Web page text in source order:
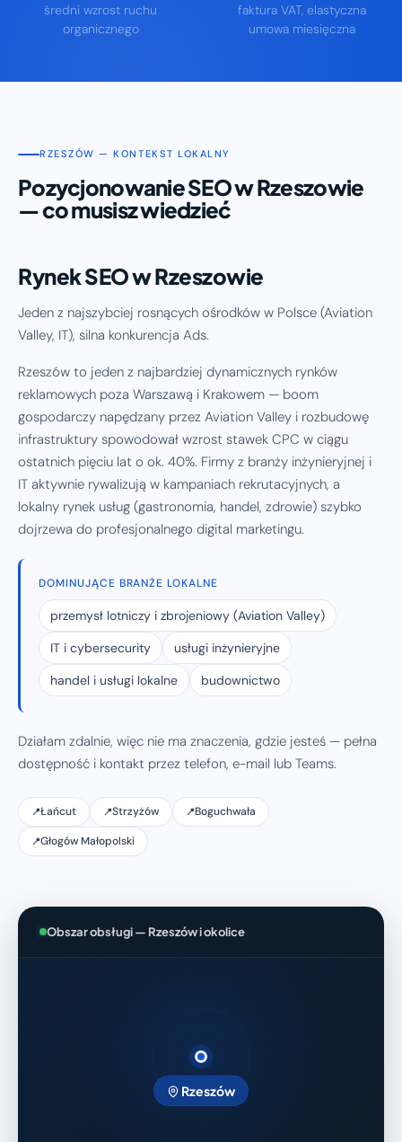
średni wzrost ruchu
organicznego
faktura VAT, elastyczna
umowa miesięczna
RZESZÓW — KONTEKST LOKALNY
Pozycjonowanie SEO w Rzeszowie
— co musisz wiedzieć
Rynek SEO w Rzeszowie
Jeden z najszybciej rosnących ośrodków w Polsce (Aviation
Valley, IT), silna konkurencja Ads.
Rzeszów to jeden z najbardziej dynamicznych rynków
reklamowych poza Warszawą i Krakowem — boom
gospodarczy napędzany przez Aviation Valley i rozbudowę
infrastruktury spowodował wzrost stawek CPC w ciągu
ostatnich pięciu lat o ok. 40%. Firmy z branży inżynieryjnej i
IT aktywnie rywalizują w kampaniach rekrutacyjnych, a
lokalny rynek usług (gastronomia, handel, zdrowie) szybko
dojrzewa do profesjonalnego digital marketingu.
DOMINUJĄCE BRANŻE LOKALNE
przemysł lotniczy i zbrojeniowy (Aviation Valley)
IT i cybersecurity
usługi inżynieryjne
handel i usługi lokalne
budownictwo
Działam zdalnie, więc nie ma znaczenia, gdzie jesteś — pełna
dostępność i kontakt przez telefon, e-mail lub Teams.
Łańcut Strzyżów Boguchwała
Głogów Małopolski
Obszar obsługi — Rzeszów i okolice
Rzeszów